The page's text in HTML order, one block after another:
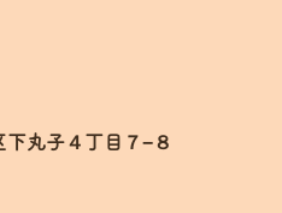
丸子４丁目７−８